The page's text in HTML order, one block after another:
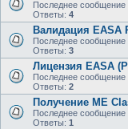
Последнее сообщение
Ответы: 4
Валидация EASA
Последнее сообщение
Ответы: 3
Лицензия EASA
Последнее сообщение
Ответы: 2
Получение ME
Последнее сообщение
Ответы: 1